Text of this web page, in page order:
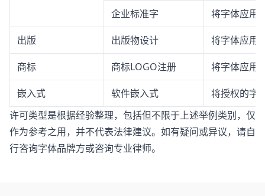
企业标准字 将字体应用
出版 出版物设计 将字体应用
商标 商标LOGO注册 将字体应用
嵌入式 软件嵌入式
将授权的字
许可类型是根据经验整理，包括但不限于上述举例类别，仅
作为参考之用，并不代表法律建议。如有疑问或异议，请自
行咨询字体品牌方或咨询专业律师。